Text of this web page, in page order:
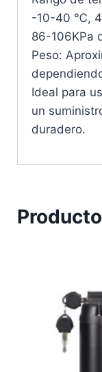
-10-40 ℃,
86-106KPa
Peso:
Ideal para
un
duradero.